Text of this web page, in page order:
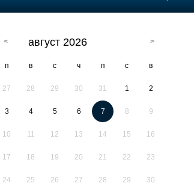
август 2026
п в с ч п с в
27 28 29 30 31 1 2
3 4 5 6 7 8 9
10 11 12 13 14 15 16
17 18 19 20 21 22 23
24 25 26 27 28 29 30